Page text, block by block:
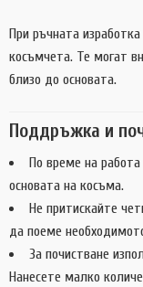
При ръчната
косъмчета. Те могат
близо до основата.
Поддръжка и
По време на
основата на косъма.
Не притискайте
да поеме
За почистване
Нанесете малко